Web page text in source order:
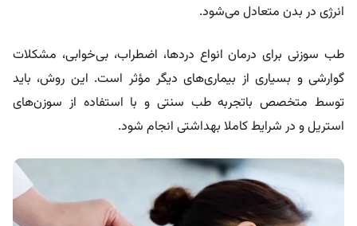
انرژی در بدن متعادل می‌شود.
طب سوزنی برای درمان انواع دردها، اضطراب، بی‌خوابی، مشکلات
گوارشی و بسیاری از بیماری‌های دیگر مؤثر است. این روش، باید
توسط متخصص باتجربه طب سنتی و با استفاده از سوزن‌های
استریل و در شرایط کاملا بهداشتی انجام شود.